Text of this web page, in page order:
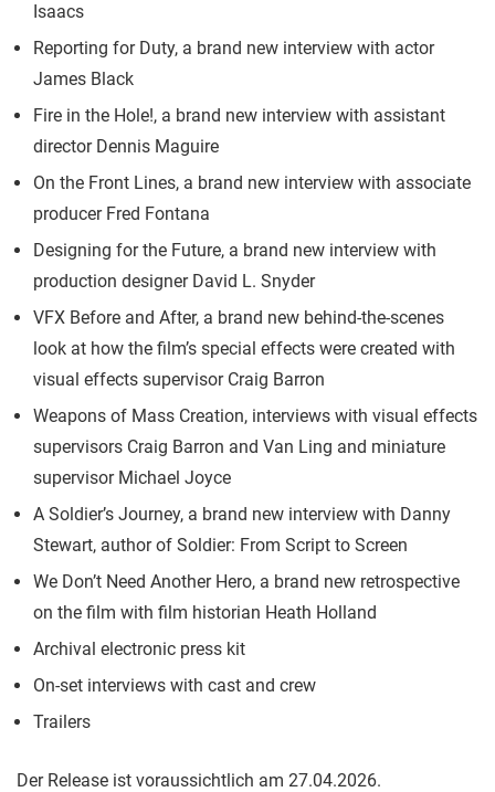
Isaacs
Reporting for Duty, a brand new interview with actor
James Black
Fire in the Hole!, a brand new interview with assistant
director Dennis Maguire
On the Front Lines, a brand new interview with associate
producer Fred Fontana
Designing for the Future, a brand new interview with
production designer David L. Snyder
VFX Before and After, a brand new behind-the-scenes
look at how the film’s special effects were created with
visual effects supervisor Craig Barron
Weapons of Mass Creation, interviews with visual effects
supervisors Craig Barron and Van Ling and miniature
supervisor Michael Joyce
A Soldier’s Journey, a brand new interview with Danny
Stewart, author of Soldier: From Script to Screen
We Don’t Need Another Hero, a brand new retrospective
on the film with film historian Heath Holland
Archival electronic press kit
On-set interviews with cast and crew
Trailers
Der Release ist voraussichtlich am 27.04.2026.